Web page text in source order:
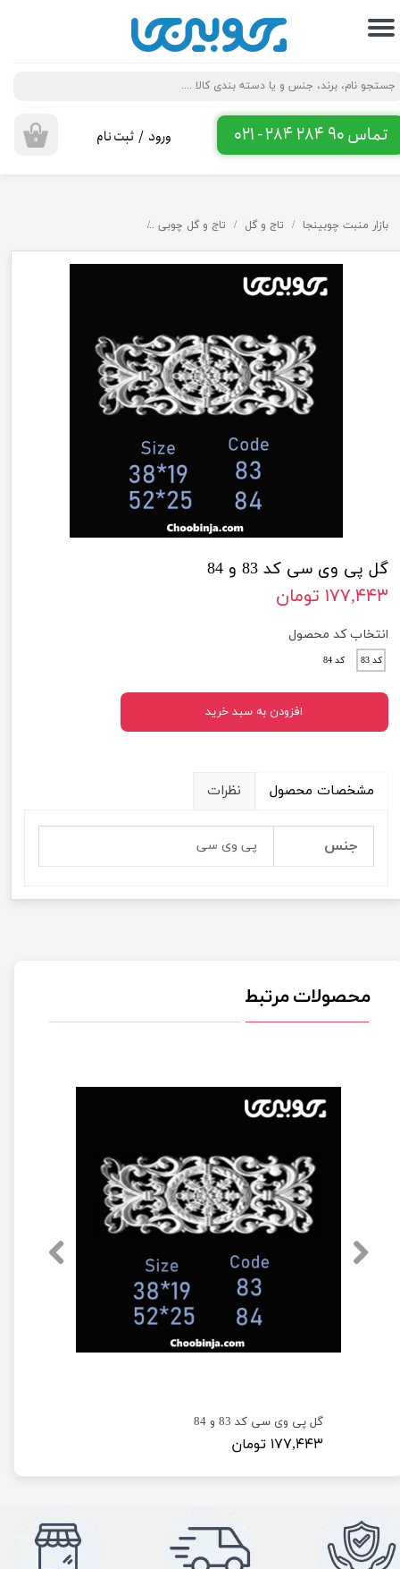
تماس 90 284 284 - 021 ۰ ورود / ثبت نام
حساب کاربری من
تغییر گذر واژه
سفارشات
خروج از حساب کاربری
بازار منبت چوبینجا تاج و گل تاج و گل چوبی
گل پی وی سی کد 83 و 84
۱۷۷,۴۴۳ تومان
انتخاب کد محصول
کد 83 کد 84
افزودن به سبد خرید
مشخصات محصول نظرات
جنس پی وی سی
محصولات مرتبط
گل پی وی سی کد 83 و 84
۱۷۷,۴۴۳ تومان